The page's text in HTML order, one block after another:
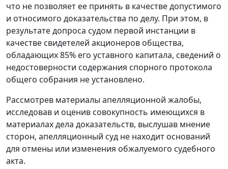
что не позволяет ее принять в качестве допустимого
и относимого доказательства по делу. При этом, в
результате допроса судом первой инстанции в
качестве свидетелей акционеров общества,
обладающих 85% его уставного капитала, сведений о
недостоверности содержания спорного протокола
общего собрания не установлено.
Рассмотрев материалы апелляционной жалобы,
исследовав и оценив совокупность имеющихся в
материалах дела доказательств, выслушав мнение
сторон, апелляционный суд не находит оснований
для отмены или изменения обжалуемого судебного
акта.